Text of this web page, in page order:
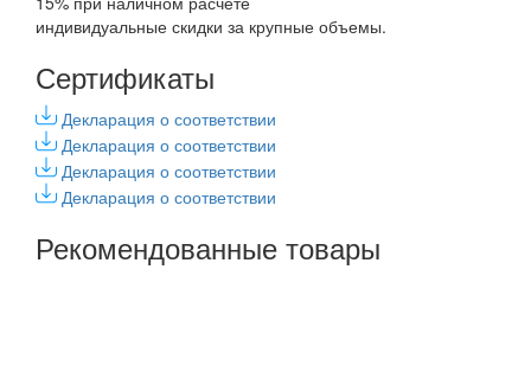
индивидуальные скидки за крупные объемы.
Сертификаты
Декларация о соответствии
Декларация о соответствии
Декларация о соответствии
Декларация о соответствии
Рекомендованные товары